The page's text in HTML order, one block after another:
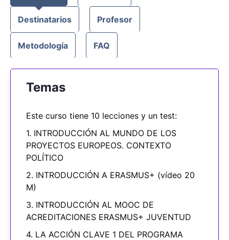
Destinatarios Profesor
Metodología FAQ
Temas
Este curso tiene 10 lecciones y un test:
1. INTRODUCCIÓN AL MUNDO DE LOS
PROYECTOS EUROPEOS. CONTEXTO
POLÍTICO
2. INTRODUCCIÓN A ERASMUS+ (vídeo 20
M)
3. INTRODUCCIÓN AL MOOC DE
ACREDITACIONES ERASMUS+ JUVENTUD
4. LA ACCIÓN CLAVE 1 DEL PROGRAMA